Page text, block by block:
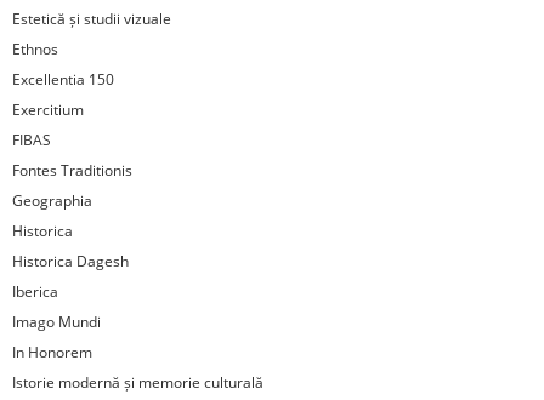
Estetică și studii vizuale
Ethnos
Excellentia 150
Exercitium
FIBAS
Fontes Traditionis
Geographia
Historica
Historica Dagesh
Iberica
Imago Mundi
In Honorem
Istorie modernă și memorie culturală